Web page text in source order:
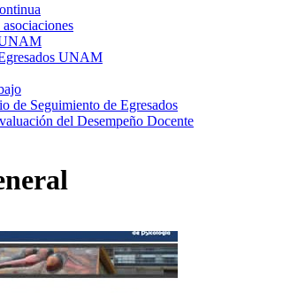
UNAM
de Seguimiento de Egresados
del Desempeño Docente